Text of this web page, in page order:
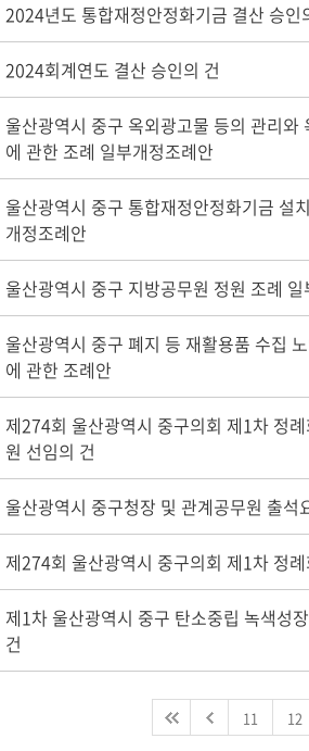
2024년도 통합재정안정화기금 결산 승인
2024회계연도 결산 승인의 건
울산광역시 중구 옥외광고물 등의 관리와
에 관한 조례 일부개정조례안
울산광역시 중구 통합재정안정화기금 설
개정조례안
울산광역시 중구 지방공무원 정원 조례
울산광역시 중구 폐지 등 재활용품 수집
에 관한 조례안
제274회 울산광역시 중구의회 제1차 정
원 선임의 건
울산광역시 중구청장 및 관계공무원 출석
제274회 울산광역시 중구의회 제1차 정
제1차 울산광역시 중구 탄소중립 녹색성
건
11 12